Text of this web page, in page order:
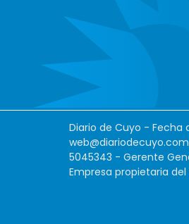
Diario de Cuyo - Fecha
5045343 - Gerente
Empresa propietaria del